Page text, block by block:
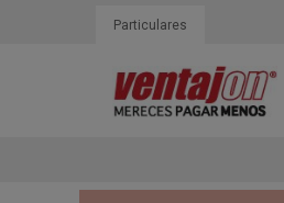
Particulares